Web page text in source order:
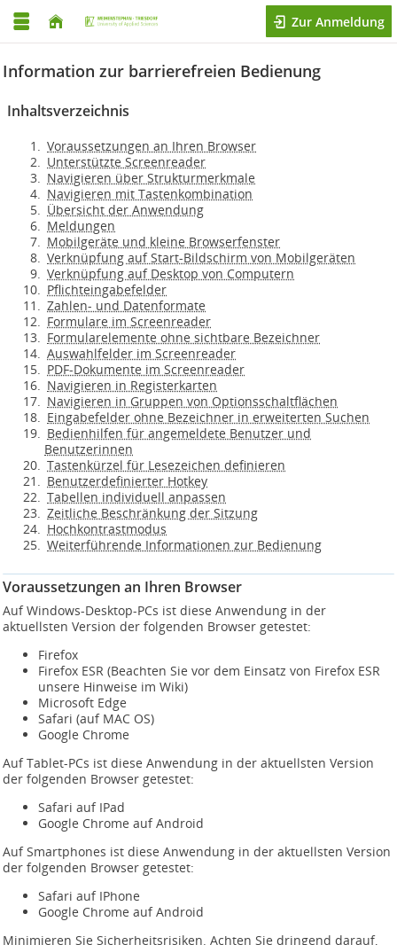
Zur Anmeldung
Information zur barrierefreien Bedienung
Inhaltsverzeichnis
Voraussetzungen an Ihren Browser
Unterstützte Screenreader
Navigieren über Strukturmerkmale
Navigieren mit Tastenkombination
Übersicht der Anwendung
Meldungen
Mobilgeräte und kleine Browserfenster
Verknüpfung auf Start-Bildschirm von Mobilgeräten
Verknüpfung auf Desktop von Computern
Pflichteingabefelder
Zahlen- und Datenformate
Formulare im Screenreader
Formularelemente ohne sichtbare Bezeichner
Auswahlfelder im Screenreader
PDF-Dokumente im Screenreader
Navigieren in Registerkarten
Navigieren in Gruppen von Optionsschaltflächen
Eingabefelder ohne Bezeichner in erweiterten Suchen
Bedienhilfen für angemeldete Benutzer und
Benutzerinnen
Tastenkürzel für Lesezeichen definieren
Benutzerdefinierter Hotkey
Tabellen individuell anpassen
Zeitliche Beschränkung der Sitzung
Hochkontrastmodus
Weiterführende Informationen zur Bedienung
Voraussetzungen an Ihren Browser
Auf Windows-Desktop-PCs ist diese Anwendung in der
aktuellsten Version der folgenden Browser getestet:
Firefox
Firefox ESR (Beachten Sie vor dem Einsatz von Firefox ESR
unsere Hinweise im Wiki)
Microsoft Edge
Safari (auf MAC OS)
Google Chrome
Auf Tablet-PCs ist diese Anwendung in der aktuellsten Version
der folgenden Browser getestet:
Safari auf IPad
Google Chrome auf Android
Auf Smartphones ist diese Anwendung in der aktuellsten Version
der folgenden Browser getestet:
Safari auf IPhone
Google Chrome auf Android
Minimieren Sie Sicherheitsrisiken. Achten Sie dringend darauf,